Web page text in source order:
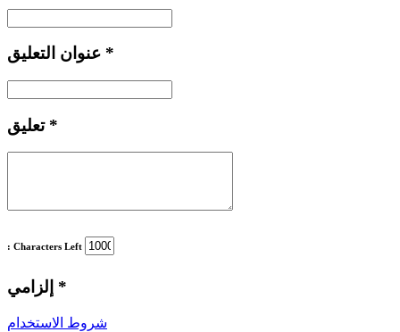
*
تعليق *
: Characters Left
*
شروط الاستخدام